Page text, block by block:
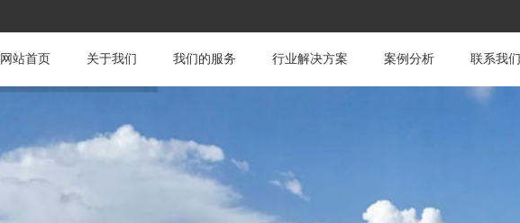
网站首页 关于我们 我们的服务 行业解决方案 案例分析 联系我们